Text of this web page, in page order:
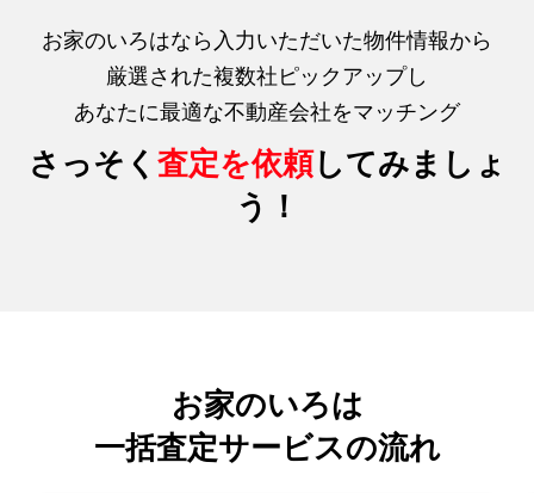
お家のいろはなら入力いただいた物件情報から
厳選された複数社ピックアップし
あなたに最適な不動産会社をマッチング
さっそく 査定を依頼してみましょ
う！
お家のいろは
一括査定サービスの流れ